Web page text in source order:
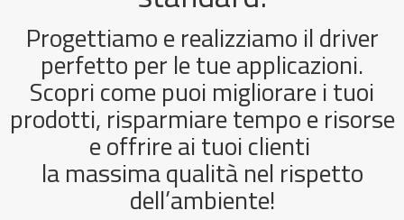
Progettiamo e realizziamo il driver
perfetto per le tue applicazioni.
Scopri come puoi migliorare i tuoi
prodotti, risparmiare tempo e risorse
e offrire ai tuoi clienti
la massima qualità nel rispetto
dell’ambiente!